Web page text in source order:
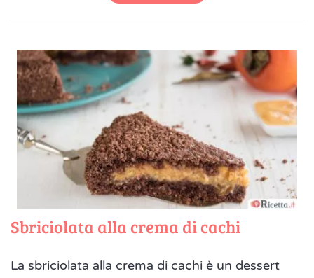
Sbriciolata alla crema di cachi
La sbriciolata alla crema di cachi è un dessert